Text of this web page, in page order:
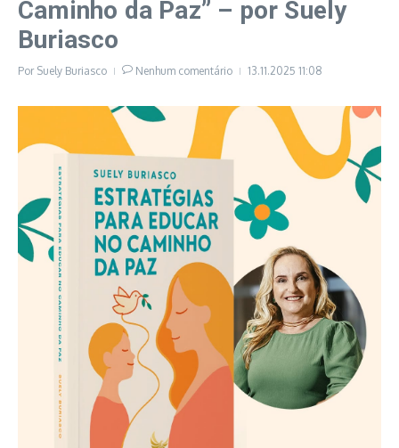
Caminho da Paz” – por Suely
Buriasco
Por Suely Buriasco Nenhum comentário 13.11.2025 11:08